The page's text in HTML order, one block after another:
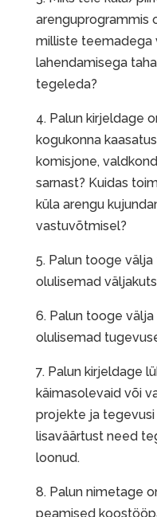
arenguprogrammis
milliste teemadega
lahendamisega
tegeleda?
4. Palun kirjeldage
kogukonna
komisjone,
sarnast? Kuidas
küla arengu
vastuvõtmisel?
5. Palun tooge
olulisemad
6. Palun tooge
olulisemad
7. Palun kirjeldage
käimasolevaid või
projekte ja tegevusi
lisaväärtust need
loonud.
8. Palun nimetage
peamised